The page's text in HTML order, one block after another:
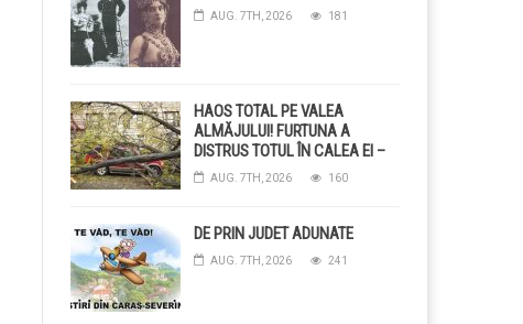
AUG. 7TH, 2026 181
HAOS TOTAL PE VALEA
ALMĂJULUI! FURTUNA A
DISTRUS TOTUL ÎN CALEA EI –
COPACI CĂZUȚI, DRUMURI
BLOCAȚE, CURENT TĂIAT ȘI
GRINDINĂ!
AUG. 7TH, 2026 160
DE PRIN JUDET ADUNATE
AUG. 7TH, 2026 241